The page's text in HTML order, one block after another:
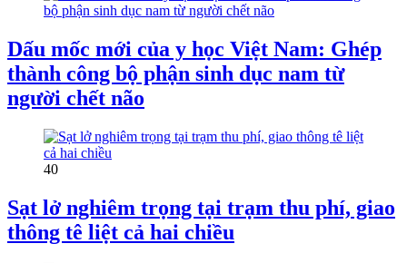
Dấu mốc mới của y học Việt Nam: Ghép
thành công bộ phận sinh dục nam từ
người chết não
40
Sạt lở nghiêm trọng tại trạm thu phí, giao
thông tê liệt cả hai chiều